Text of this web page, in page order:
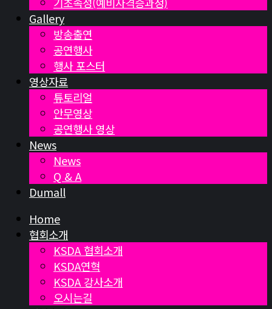
Gallery
방송출연
공연행사
행사 포스터
영상자료
튜토리얼
안무영상
공연행사 영상
News
News
Q & A
Dumall
Home
협회소개
KSDA 협회소개
KSDA연혁
KSDA 강사소개
오시는길